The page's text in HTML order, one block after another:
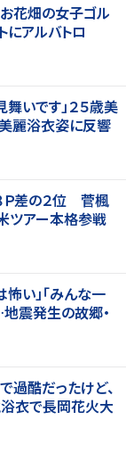
お花畑の女子ゴル
にアルバトロ
舞いです」２５歳美
麗浴衣姿に反響
Ｐ差の２位 菅楓
ツアー本格参戦
怖い」「みんな一
震発生の故郷・
過酷だったけど、
衣で長岡花火大